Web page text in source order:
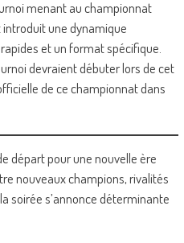
menant au championnat
introduit une dynamique
et un format spécifique.
devraient débuter lors de cet
de ce championnat dans
départ pour une nouvelle ère
nouveaux champions, rivalités
soirée s’annonce déterminante